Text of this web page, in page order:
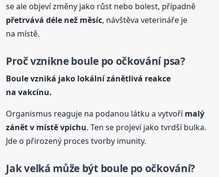
se ale objeví změny jako růst nebo bolest, případně
přetrvává déle než měsíc, návštěva veterináře je
na místě.
Proč vznikneboulepo očkování psa?
Boulevzniká jako lokální zánětlivá reakce
na vakcínu.
Organismus reaguje na podanou látku a vytvořímalý
zánět v místě vpichu. Ten se projeví jako tvrdší bulka.
Jde o přirozený proces tvorby imunity.
Jak velká může být boule po očkování?